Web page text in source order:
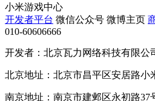
小米游戏中心
开发者平台 微信公众号 微博主页
010-60606666
开发者：北京瓦力网络科技有限公
北京地址：北京市昌平区安居路小
南京地址：南京市建邺区永初路37